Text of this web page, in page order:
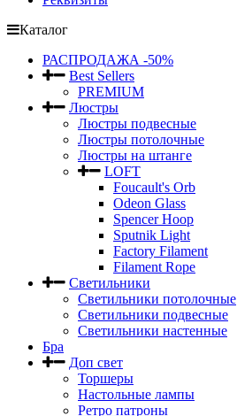
Каталог
РАСПРОДАЖА -50%
Best Sellers
PREMIUM
Люстры
Люстры подвесные
Люстры потолочные
Люстры на штанге
LOFT
Foucault's Orb
Odeon Glass
Spencer Hoop
Sputnik Light
Factory Filament
Filament Rope
Светильники
Светильники потолочные
Светильники подвесные
Светильники настенные
Бра
Доп свет
Торшеры
Настольные лампы
Ретро патроны